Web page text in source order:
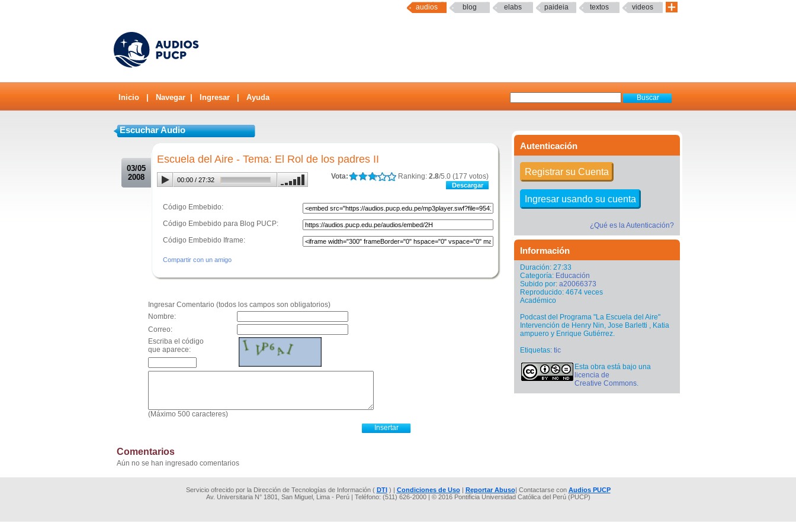
audios blog elabs paideia textos videos
Inicio Navegar Ingresar Ayuda
Autenticación
Registrar su Cuenta
Ingresar usando su cuenta
¿Qué es la Autenticación?
Información
Duración: 27:33
Categoría: Educación
Subido por: a20066373
Reproducido: 4674 veces
Académico
Podcast del Programa "La Escuela del Aire"
Intervención de Henry Nin, Jose Barletti , Katia
ampuero y Enrique Gutiérrez.
Etiquetas: tic
Esta obra está bajo una
licencia de
Creative Commons.
Escuchar Audio
03/05
2008
Escuela del Aire - Tema: El Rol de los padres II
Vota: Ranking: 2.8/5.0 (177 votos)
Descargar
00:00 / 27:32
Código Embebido:
Código Embebido para Blog PUCP:
Código Embebido Iframe:
Compartir con un amigo
Ingresar Comentario (todos los campos son obligatorios)
Nombre:
Correo:
Escriba el código
que aparece:
(Máximo 500 caracteres)
Comentarios
Aún no se han ingresado comentarios
Servicio ofrecido por la Dirección de Tecnologías de Información ( DTI) | Condiciones de Uso| Reportar Abuso| Contactarse con Audios PUCP
Av. Universitaria N° 1801, San Miguel, Lima - Perú | Teléfono: (511) 626-2000 | © 2016 Pontificia Universidad Católica del Perú (PUCP)